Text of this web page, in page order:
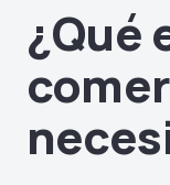
¿Qué